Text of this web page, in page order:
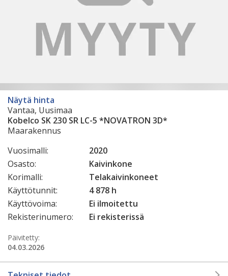
Näytä hinta
Vantaa, Uusimaa
Kobelco SK 230 SR LC-5 *NOVATRON 3D*
Maarakennus
Vuosimalli:
2020
Osasto:
Kaivinkone
Korimalli:
Telakaivinkoneet
Käyttötunnit:
4 878 h
Käyttövoima:
Ei ilmoitettu
Rekisterinumero:
Ei rekisterissä
Päivitetty:
04.03.2026